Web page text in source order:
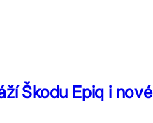
Škodu Epiq i nové